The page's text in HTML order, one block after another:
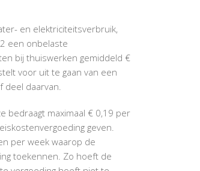
en elektriciteitsverbruik,
een onbelaste
bij thuiswerken gemiddeld €
voor uit te gaan van een
daarvan.
bedraagt maximaal € 0,19 per
geven.
per week waarop de
toekennen. Zo hoeft de